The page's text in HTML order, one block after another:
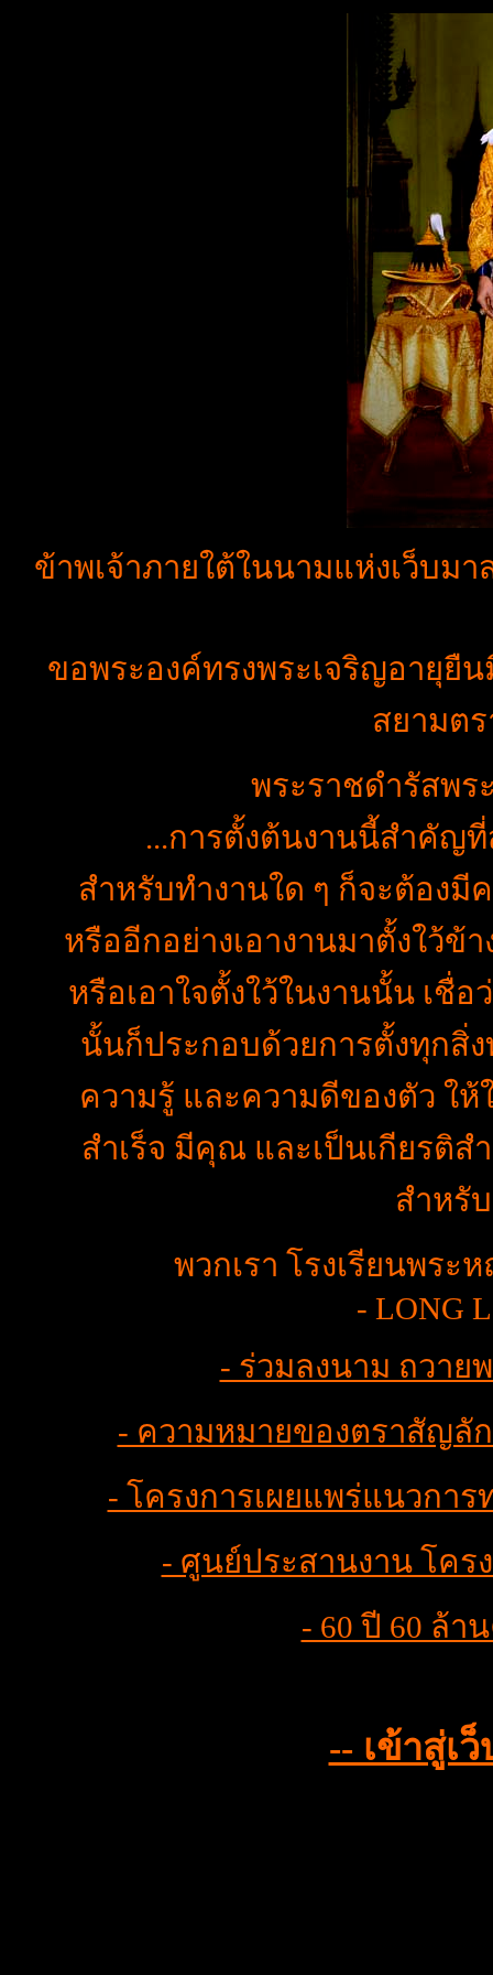
ข้าพเจ้าภายใต้ในนามแห่งเว็บมา
ขอพระองค์ทรงพระเจริญอายุ
สยามต
พระราชดำรัสพร
...การตั้งต้นงานนี้สำคัญที่
สำหรับทำงานใด ๆ ก็จะต้องมี
หรืออีกอย่างเอางานมาตั้งใว้ข้
หรือเอาใจตั้งใว้ในงานนั้น เชื่อ
นั้นก็ประกอบด้วยการตั้งทุกสิ่
ความรู้ และความดีของตัว ใ
สำเร็จ มีคุณ และเป็นเกียรติ
สำหรั
พวกเรา โรงเรียนพระ
- LONG
- ร่วมลงนาม ถวาย
- ความหมายของตราสัญลั
- โครงการเผยแพร่แนวกา
- ศูนย์ประสานงาน โคร
- 60 ปี 60 ล้า
-- เข้าสู่เ